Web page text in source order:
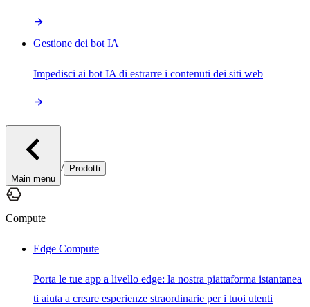
Gestione dei bot IA
Impedisci ai bot IA di estrarre i contenuti dei siti web
Main menu
/ Prodotti
Compute
Edge Compute
Porta le tue app a livello edge: la nostra piattaforma istantanea
ti aiuta a creare esperienze straordinarie per i tuoi utenti